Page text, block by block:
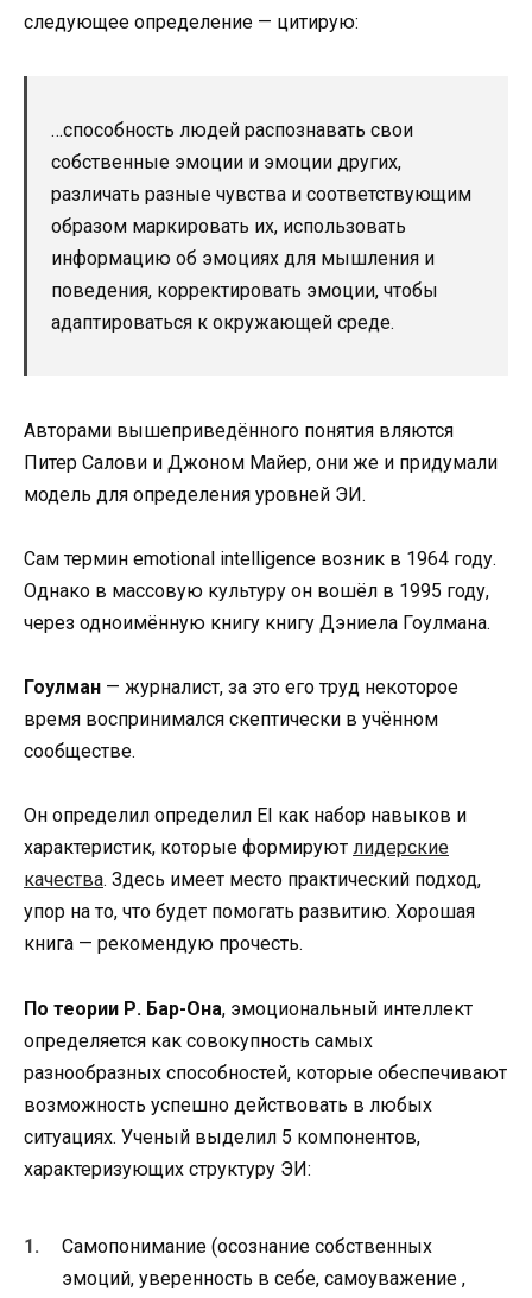
следующее определение — цитирую:
…способность людей распознавать свои
собственные эмоции и эмоции других,
различать разные чувства и соответствующим
образом маркировать их, использовать
информацию об эмоциях для мышления и
поведения, корректировать эмоции, чтобы
адаптироваться к окружающей среде.
Авторами вышеприведённого понятия вляются
Питер Салови и Джоном Майер, они же и придумали
модель для определения уровней ЭИ.
Сам термин emotional intelligence возник в 1964 году.
Однако в массовую культуру он вошёл в 1995 году,
через одноимённую книгу книгу Дэниела Гоулмана.
Гоулман — журналист, за это его труд некоторое
время воспринимался скептически в учённом
сообществе.
Он определил определил EI как набор навыков и
характеристик, которые формируют лидерские
качества. Здесь имеет место практический подход,
упор на то, что будет помогать развитию. Хорошая
книга — рекомендую прочесть.
По теории Р. Бар-Она, эмоциональный интеллект
определяется как совокупность самых
разнообразных способностей, которые обеспечивают
возможность успешно действовать в любых
ситуациях. Ученый выделил 5 компонентов,
характеризующих структуру ЭИ:
Самопонимание (осознание собственных
эмоций, уверенность в себе, самоуважение ,